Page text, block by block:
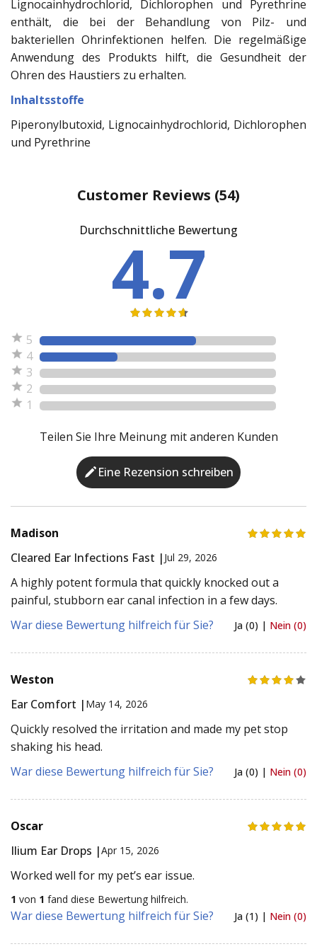
Lignocainhydrochlorid, Dichlorophen und Pyrethrine
enthält, die bei der Behandlung von Pilz- und
bakteriellen Ohrinfektionen helfen. Die regelmäßige
Anwendung des Produkts hilft, die Gesundheit der
Ohren des Haustiers zu erhalten.
Inhaltsstoffe
Piperonylbutoxid, Lignocainhydrochlorid, Dichlorophen
und Pyrethrine
Customer Reviews (54)
Durchschnittliche Bewertung
4.7
5
4
3
2
1
Teilen Sie Ihre Meinung mit anderen Kunden
Eine Rezension schreiben
Madison
Cleared Ear Infections Fast | Jul 29, 2026
A highly potent formula that quickly knocked out a
painful, stubborn ear canal infection in a few days.
War diese Bewertung hilfreich für Sie?
Ja (0) | Nein (0)
Weston
Ear Comfort | May 14, 2026
Quickly resolved the irritation and made my pet stop
shaking his head.
War diese Bewertung hilfreich für Sie?
Ja (0) | Nein (0)
Oscar
Ilium Ear Drops |Apr 15, 2026
Worked well for my pet’s ear issue.
1 von 1 fand diese Bewertung hilfreich.
War diese Bewertung hilfreich für Sie? Ja (1) | Nein (0)